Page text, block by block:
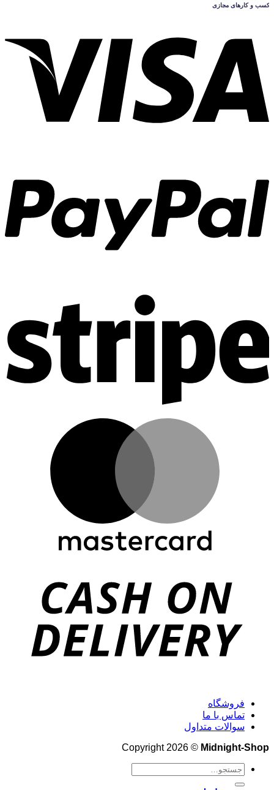
فروشگاه
تماس با ما
سوالات متداول
Copyright 2026 © Midnight-Shop
جستجو